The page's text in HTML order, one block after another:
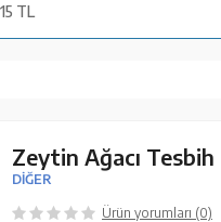
TL
Zeytin Ağacı Tesbih
DİĞER
Ürün yorumları (0)